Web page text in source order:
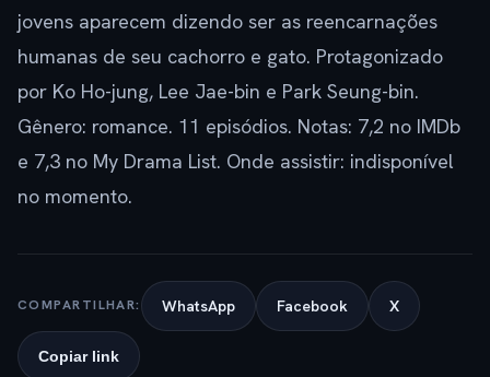
jovens aparecem dizendo ser as reencarnações
humanas de seu cachorro e gato. Protagonizado
por Ko Ho-jung, Lee Jae-bin e Park Seung-bin.
Gênero: romance. 11 episódios. Notas: 7,2 no IMDb
e 7,3 no My Drama List. Onde assistir: indisponível
no momento.
COMPARTILHAR: WhatsApp Facebook X
Copiar link